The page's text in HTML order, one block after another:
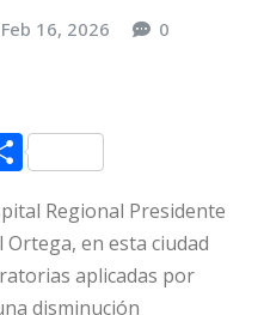
Feb 16, 2026 0
C
m
p
ar
Regional Presidente
en esta ciudad
aplicadas por
disminución